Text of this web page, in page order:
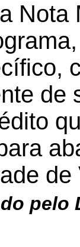
de
pelo